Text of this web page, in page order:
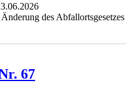
des Abfallortsgesetzes
67